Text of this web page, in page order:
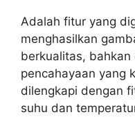
Adalah fitur yang
menghasilkan
berkualitas, bahkan
pencahayaan yang
dilengkapi dengan
suhu dan